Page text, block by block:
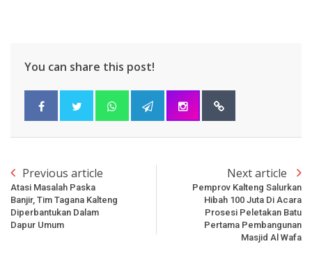
You can share this post!
Previous article
Atasi Masalah Paska
Banjir, Tim Tagana Kalteng
Diperbantukan Dalam
Dapur Umum
Next article
Pemprov Kalteng Salurkan
Hibah 100 Juta Di Acara
Prosesi Peletakan Batu
Pertama Pembangunan
Masjid Al Wafa